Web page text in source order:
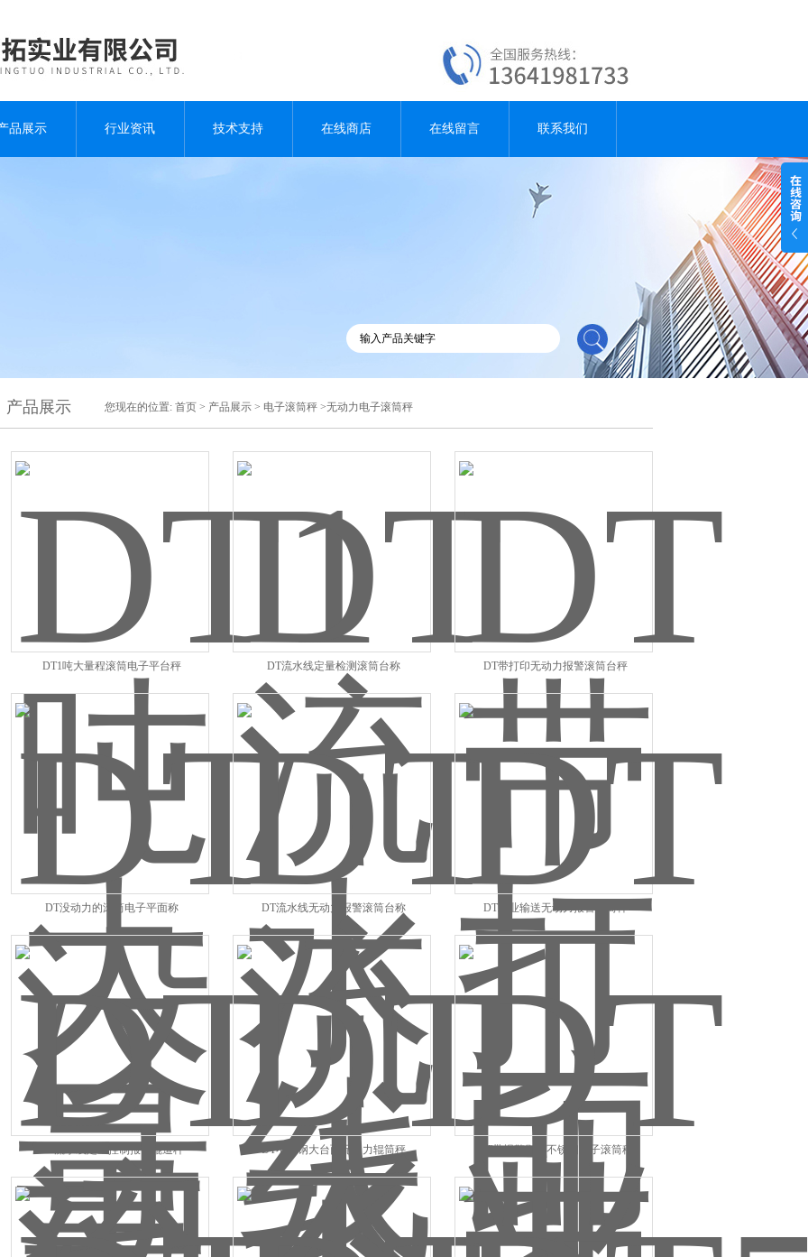
品展示 行业资讯 技术支持 在线商店 在线留言 联系我们
产品展示 您现在的位置: 首页 > 产品展示 > 电子滚筒秤 >无动力电子滚筒秤
DT1吨大量程滚筒电子平台秤 DT流水线定量检测滚筒台称 DT带打印无动力报警滚筒台秤
DT没动力的滚筒电子平面称 DT流水线无动力报警滚筒台称 DT工业输送无动力报警滚筒秤
DT流水线定量控制报警辊道秤 DT不锈钢大台面无动力辊筒秤 DT带报警剔除不锈钢电子滚筒秤